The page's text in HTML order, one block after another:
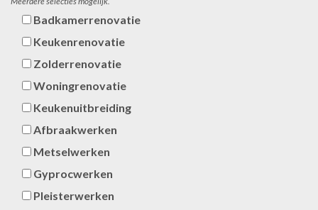
Badkamerrenovatie
Keukenrenovatie
Zolderrenovatie
Woningrenovatie
Keukenuitbreiding
Afbraakwerken
Metselwerken
Gyprocwerken
Pleisterwerken